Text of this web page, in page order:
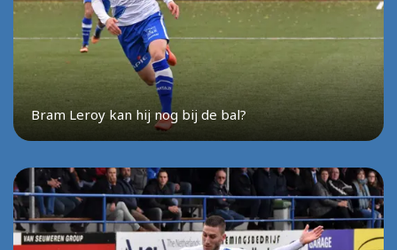
Bram Leroy kan hij nog bij de bal?